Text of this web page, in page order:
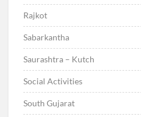
Rajkot
Sabarkantha
Saurashtra – Kutch
Social Activities
South Gujarat